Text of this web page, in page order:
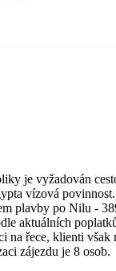
je vyžadován
vízová povinnost.
plavby po Nilu -
aktuálních
na řece, klienti
zájezdu je 8 osob.